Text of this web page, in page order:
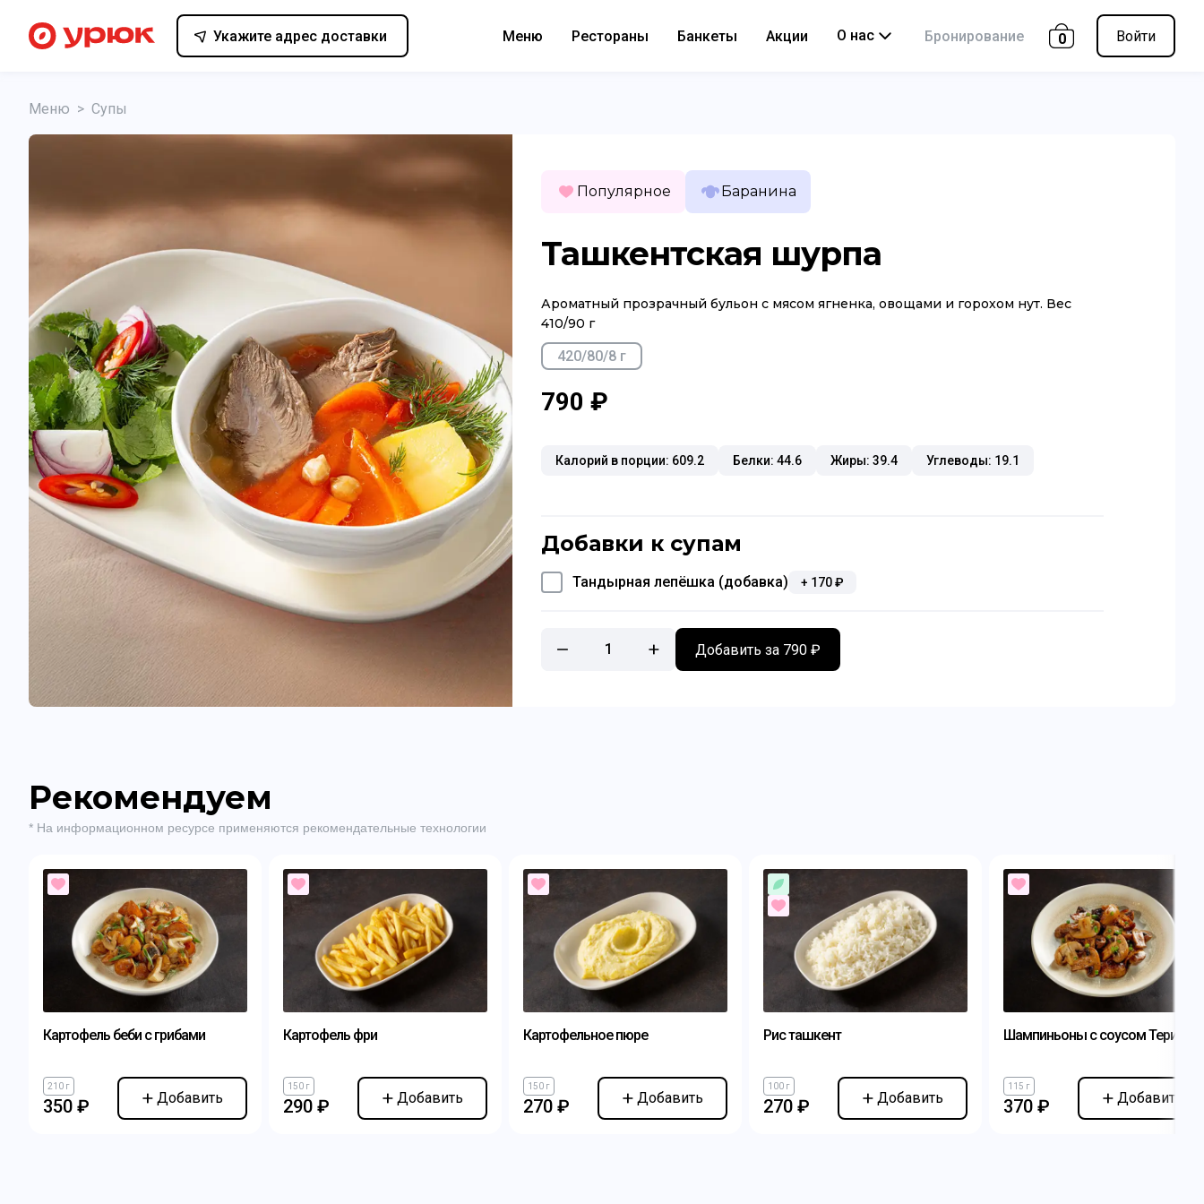
Укажите адрес доставки Меню Рестораны Банкеты Акции О нас Бронирование 0 Войти
Меню > Супы
Популярное Баранина
Ташкентская шурпа
Ароматный прозрачный бульон с мясом ягненка, овощами и горохом нут. Вес
410/90 г
420/80/8 г
790 ₽
Калорий в порции: 609.2 Белки: 44.6 Жиры: 39.4 Углеводы: 19.1
Добавки к супам
Тандырная лепёшка (добавка) + 170₽
1 Добавить за 790 ₽
Рекомендуем
* На информационном ресурсе применяются рекомендательные технологии
Картофель беби с грибами
210 г
350 ₽ Добавить
Картофель фри
150 г
290 ₽ Добавить
Картофельное пюре
150 г
270 ₽ Добавить
Рис ташкент
100 г
270 ₽ Добавить
Шампиньоны с соусом Терияки
115 г
370 ₽ Добавить